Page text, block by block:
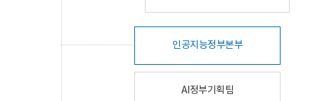
인공지능정부본부
AI정부기획팀